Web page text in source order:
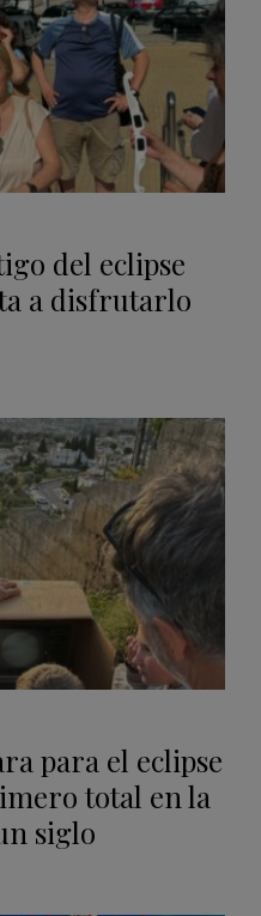
del eclipse
a disfrutarlo
para el eclipse
total en la
siglo